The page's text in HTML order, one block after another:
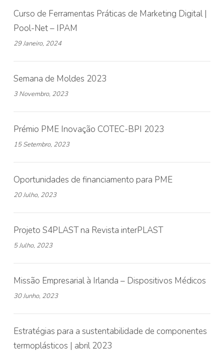
Curso de Ferramentas Práticas de Marketing Digital |
Pool-Net – IPAM
29 Janeiro, 2024
Semana de Moldes 2023
3 Novembro, 2023
Prémio PME Inovação COTEC-BPI 2023
15 Setembro, 2023
Oportunidades de financiamento para PME
20 Julho, 2023
Projeto S4PLAST na Revista interPLAST
5 Julho, 2023
Missão Empresarial à Irlanda – Dispositivos Médicos
30 Junho, 2023
Estratégias para a sustentabilidade de componentes
termoplásticos | abril 2023